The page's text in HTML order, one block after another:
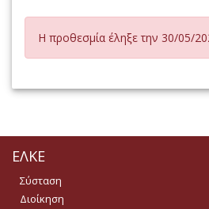
Η προθεσμία έληξε την 30/05/
ΕΛΚΕ
Σύσταση
Διοίκηση